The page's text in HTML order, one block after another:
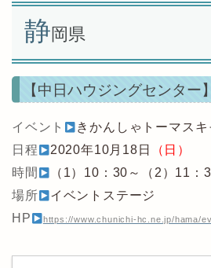
静 岡県
【中日ハウジングセンター
イベント
きかんしゃトーマス
日程
2020年10月18日
（日）
時間
（1）10：30～（2）11：
場所
イベントステージ
HP
https://www.chunichi-hc.ne.jp/hama/